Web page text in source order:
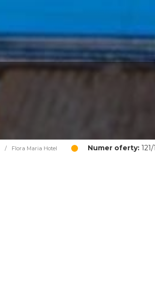
/ Flora Maria Hotel Numer oferty:121/